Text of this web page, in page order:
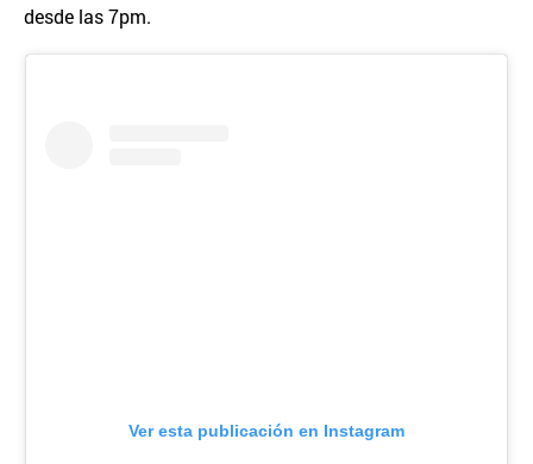
desde las 7pm.
Ver esta publicación en Instagram